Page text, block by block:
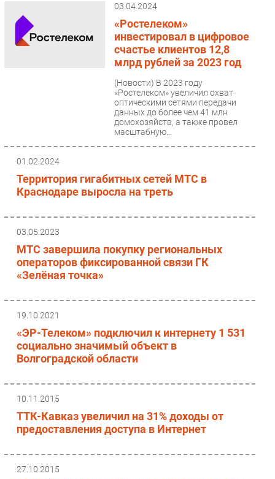
03.04.2024
«Ростелеком»
инвестировал в цифровое
счастье клиентов 12,8
млрд рублей за 2023 год
(Новости) В 2023 году
«Ростелеком» увеличил охват
оптическими сетями передачи
данных до более чем 41 млн
домохозяйств, а также провел
масштабную...
01.02.2024
Территория гигабитных сетей МТС в
Краснодаре выросла на треть
03.05.2023
МТС завершила покупку региональных
операторов фиксированной связи ГК
«Зелёная точка»
19.10.2021
«ЭР-Телеком» подключил к интернету 1 531
социально значимый объект в
Волгоградской области
10.11.2015
ТТК-Кавказ увеличил на 31% доходы от
предоставления доступа в Интернет
27.10.2015